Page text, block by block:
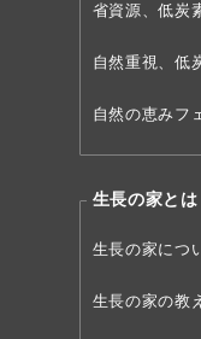
省資源、低炭
自然重視、低
自然の恵みフ
生長の家とは
生長の家につ
生長の家の教